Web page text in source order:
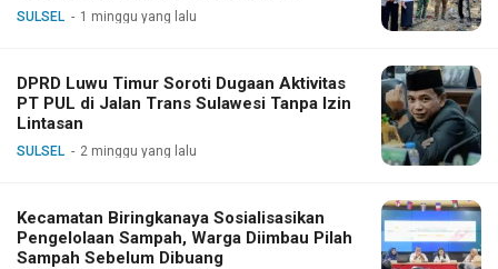
SULSEL 1 minggu yang lalu
DPRD Luwu Timur Soroti Dugaan Aktivitas
PT PUL di Jalan Trans Sulawesi Tanpa Izin
Lintasan
SULSEL 2 minggu yang lalu
Kecamatan Biringkanaya Sosialisasikan
Pengelolaan Sampah, Warga Diimbau Pilah
Sampah Sebelum Dibuang